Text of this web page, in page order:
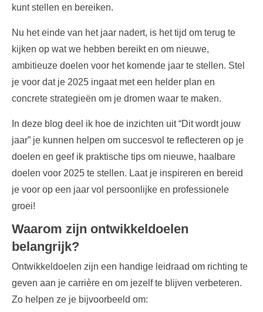
kunt stellen en bereiken.
Nu het einde van het jaar nadert, is het tijd om terug te
kijken op wat we hebben bereikt en om nieuwe,
ambitieuze doelen voor het komende jaar te stellen. Stel
je voor dat je 2025 ingaat met een helder plan en
concrete strategieën om je dromen waar te maken.
In deze blog deel ik hoe de inzichten uit “Dit wordt jouw
jaar” je kunnen helpen om succesvol te reflecteren op je
doelen en geef ik praktische tips om nieuwe, haalbare
doelen voor 2025 te stellen. Laat je inspireren en bereid
je voor op een jaar vol persoonlijke en professionele
groei!
Waarom zijn ontwikkeldoelen
belangrijk?
Ontwikkeldoelen zijn een handige leidraad om richting te
geven aan je carrière en om jezelf te blijven verbeteren.
Zo helpen ze je bijvoorbeeld om: